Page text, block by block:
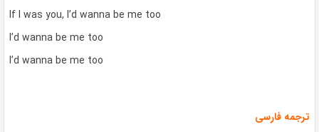
If I was you, I’d wanna be me too
I’d wanna be me too
I’d wanna be me too
ترجمه فارسی